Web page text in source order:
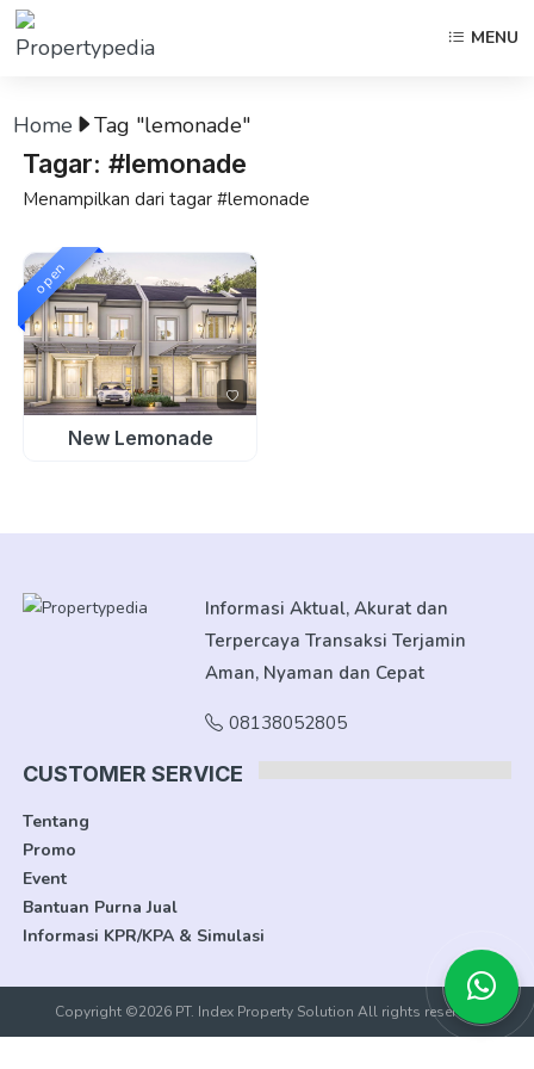
MENU
Home Tag "lemonade"
Tagar: #lemonade
Menampilkan dari tagar #lemonade
open
New Lemonade
Informasi Aktual, Akurat dan
Terpercaya Transaksi Terjamin
Aman, Nyaman dan Cepat
08138052805
CUSTOMER SERVICE
Tentang
Promo
Event
Bantuan Purna Jual
Informasi KPR/KPA & Simulasi
Copyright ©2026 PT. Index Property Solution All rights reserved